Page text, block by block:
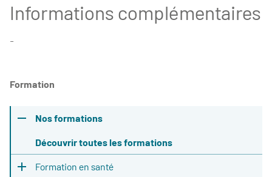
Informations complémentaires
-
Formation
Nos formations
Découvrir toutes les formations
Formation en santé